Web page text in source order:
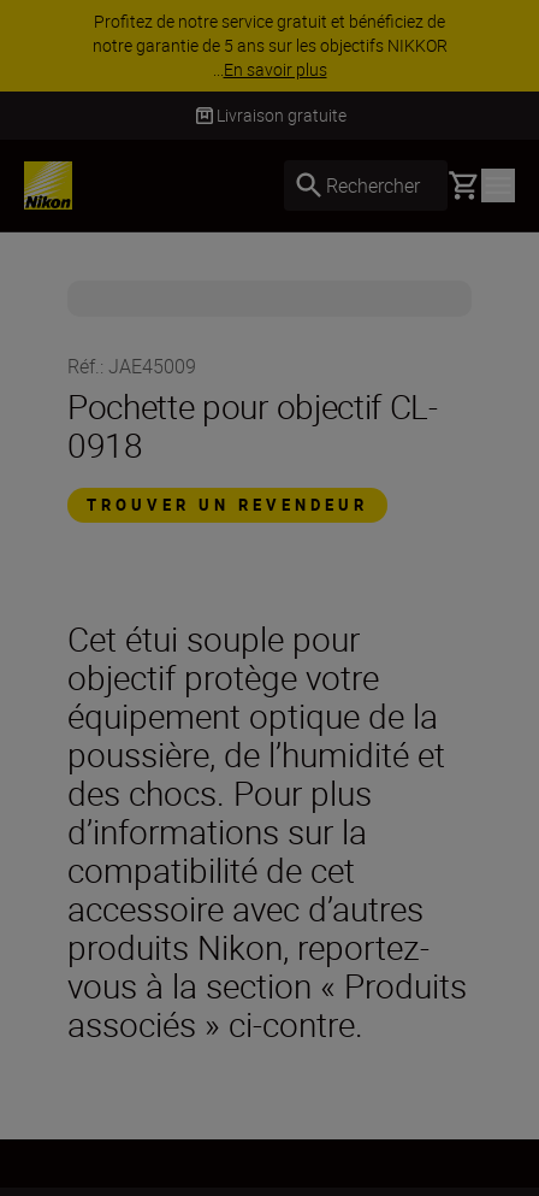
Profitez de notre service gratuit et bénéficiez de
notre garantie de 5 ans sur les objectifs NIKKOR
...En savoir plus
Livraison gratuite
Rechercher Basket
Réf.: JAE45009
Pochette pour objectif CL-
0918
TROUVER UN REVENDEUR
Cet étui souple pour
objectif protège votre
équipement optique de la
poussière, de l’humidité et
des chocs. Pour plus
d’informations sur la
compatibilité de cet
accessoire avec d’autres
produits Nikon, reportez-
vous à la section « Produits
associés » ci-contre.